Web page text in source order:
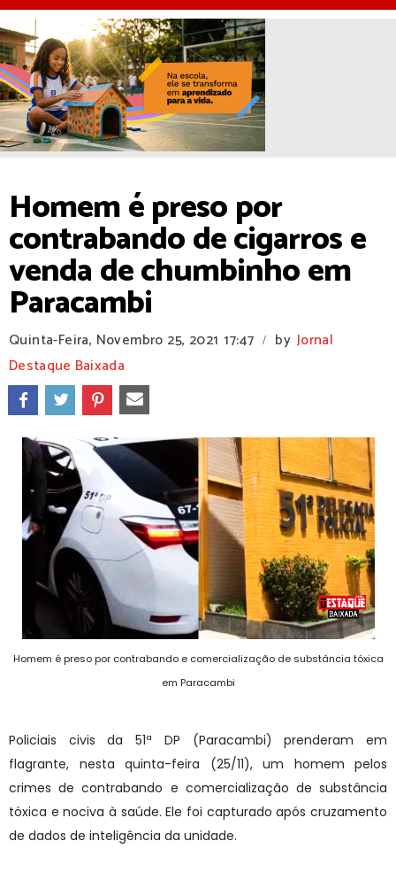
Homem é preso por
contrabando de cigarros e
venda de chumbinho em
Paracambi
Quinta-Feira, Novembro 25, 2021 17:47 / by Jornal
Destaque Baixada
Homem é preso por contrabando e comercialização de substância tóxica
em Paracambi
Policiais civis da 51ª DP (Paracambi) prenderam em
flagrante, nesta quinta-feira (25/11), um homem pelos
crimes de contrabando e comercialização de substância
tóxica e nociva à saúde. Ele foi capturado após cruzamento
de dados de inteligência da unidade.